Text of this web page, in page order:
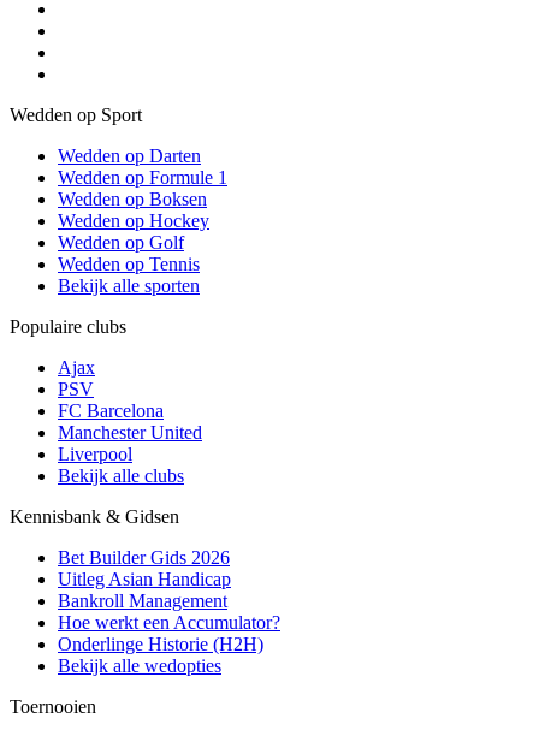
Wedden op Sport
Wedden op Darten
Wedden op Formule 1
Wedden op Boksen
Wedden op Hockey
Wedden op Golf
Wedden op Tennis
Bekijk alle sporten
Populaire clubs
Ajax
PSV
FC Barcelona
Manchester United
Liverpool
Bekijk alle clubs
Kennisbank & Gidsen
Bet Builder Gids 2026
Uitleg Asian Handicap
Bankroll Management
Hoe werkt een Accumulator?
Onderlinge Historie (H2H)
Bekijk alle wedopties
Toernooien